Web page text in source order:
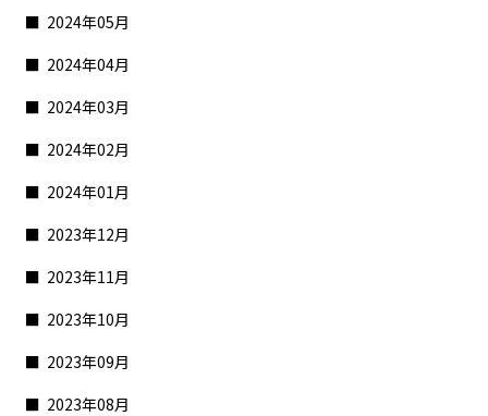
2024年05月
2024年04月
2024年03月
2024年02月
2024年01月
2023年12月
2023年11月
2023年10月
2023年09月
2023年08月